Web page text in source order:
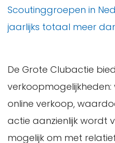
Scoutinggroepen in
jaarlijks totaal meer
De Grote Clubactie
online verkoop,
actie aanzienlijk wordt
mogelijk om met